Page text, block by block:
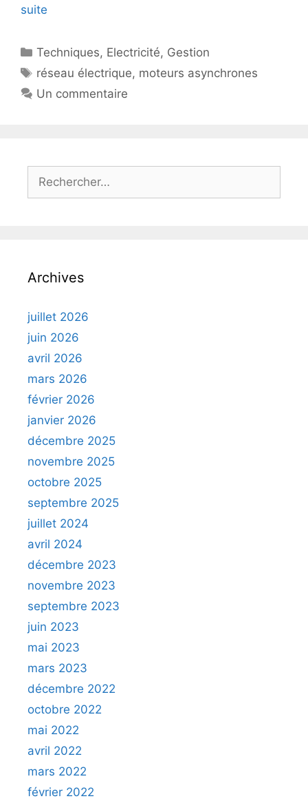
suite
Catégories
Techniques, Electricité, Gestion
Étiquettes
réseau électrique, moteurs asynchrones
Un commentaire
Archives
juillet 2026
juin 2026
avril 2026
mars 2026
février 2026
janvier 2026
décembre 2025
novembre 2025
octobre 2025
septembre 2025
juillet 2024
avril 2024
décembre 2023
novembre 2023
septembre 2023
juin 2023
mai 2023
mars 2023
décembre 2022
octobre 2022
mai 2022
avril 2022
mars 2022
février 2022